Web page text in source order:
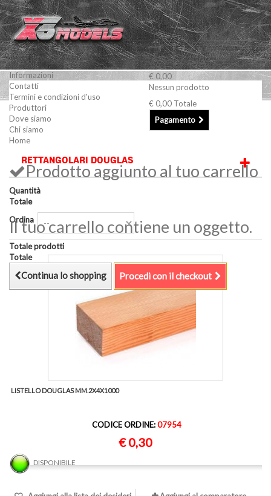
Informazioni
Contatti
Termini e condizioni d'uso
Produttori
Dove siamo
Chi siamo
Home
€ 0,00
Nessun prodotto
€ 0,00 Totale
Pagamento
Prodotto aggiunto al tuo carrello
Quantità
Totale
Il tuo carrello contiene un oggetto.
Totale prodotti
Totale
Continua lo shopping Procedi con il checkout
Listelli e Tondini in legno
Rettangolari DOUGLAS
RETTANGOLARI DOUGLAS
Ordina
LISTELLO DOUGLAS MM.2X4X1000
CODICE ORDINE:07954
€ 0,30
DISPONIBILE